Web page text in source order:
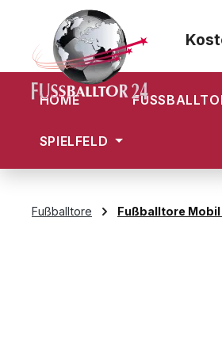
Hauptinhalt springen
Zur Suche springen
Zur Hauptnavigation springen
HOME
SPIELFELD
Fußballtore Fußballtore Mobil